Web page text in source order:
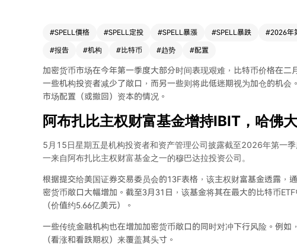
#SPELL價格 #SPELL定投 #SPELL暴漲 #SPELL暴跌 #2026年
#报告 #机构 #比特币 #趋势 #配置
加密货币市场在今年第一季度大部分时间表现艰难，比特币价格在二
一些机构投资者减少了敞口，而另一些则将此低迷期视为加仓的机
市场配置（或撤回）资本的情况。
阿布扎比主权财富基金增持IBIT，哈佛
5月15日星期五是机构投资者和资产管理公司披露截至2026年第一
一来自阿布扎比主权财富基金之一的穆巴达拉投资公司。
根据提交给美国证券交易委员会的13F表格，该主权财富基金透露，
密货币敞口大幅增加。截至3月31日，该基金将其在最大的比特币
（价值约5.66亿美元）。
一些传统金融机构也在增加加密货币敞口的同时对冲下行风险。例
（看涨和看跌期权）来覆盖其头寸。